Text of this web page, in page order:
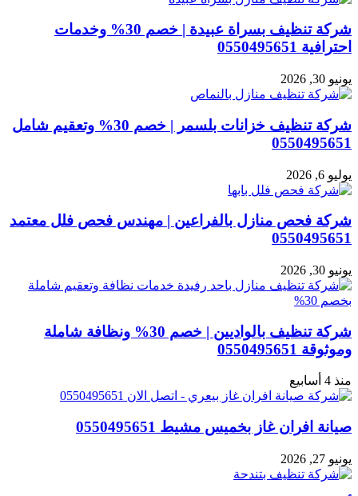
شركة تنظيف بسراة عبيدة | خصم 30% وخدمات
احترافية 0550495651
يونيو 30, 2026
شركة تنظيف خزانات بلسمر | خصم 30% وتعقيم شامل
0550495651
يوليو 6, 2026
شركة فحص منازل بالفراعين | مهندس فحص فلل معتمد
0550495651
يونيو 30, 2026
شركة تنظيف بالواديين | خصم 30% ونظافة شاملة
وموثوقة 0550495651
منذ 4 أسابيع
صيانة افران غاز بخميس مشيط 0550495651
يونيو 27, 2026